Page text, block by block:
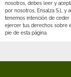
nosotros, debes leer y
por nosotros, Ensalza S.L y
tenemos intención de
ejercer tus derechos sobre
pie de esta página.